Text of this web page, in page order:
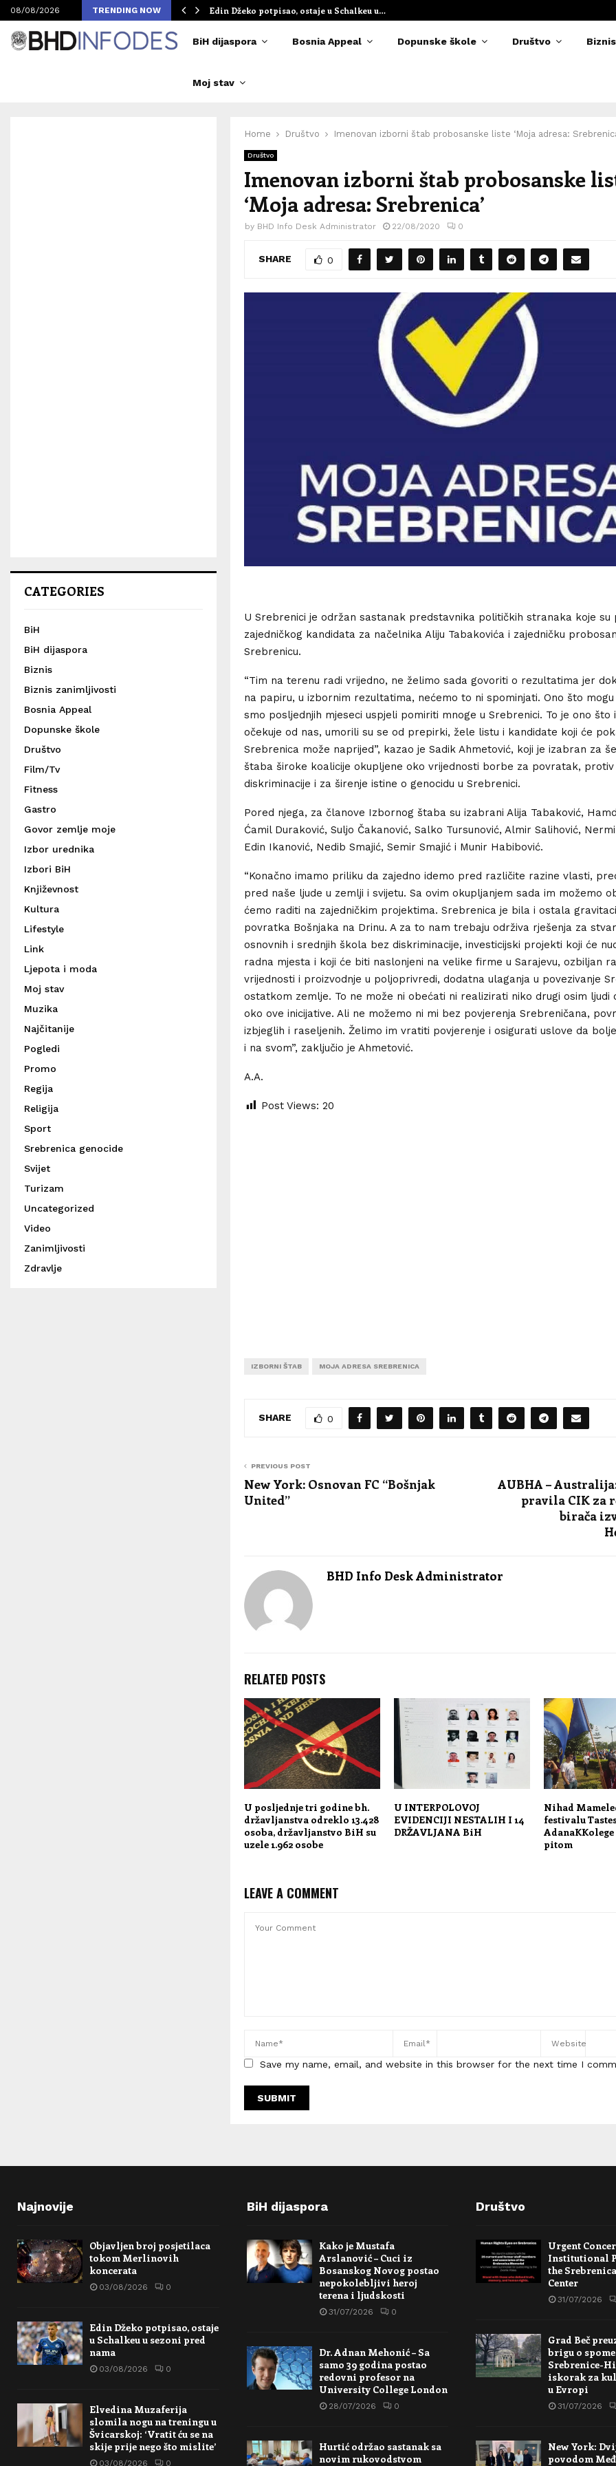
08/08/2026 TRENDING NOW
Merlinovih koncerata Edin Džeko potpisao, ostaje u Schalkeu u…
BiH dijaspora Bosnia Appeal Dopunske škole Društvo Biznis
Moj stav
Home Društvo Imenovan izborni štab probosanske liste ‘Moja adresa:
Društvo
Imenovan izborni štab probosanske
‘Moja adresa: Srebrenica’
by BHD Info Desk Administrator 22/08/2020 0
SHARE 0
U Srebrenici je održan sastanak predstavnika političkih stranaka koje su
zajedničkog kandidata za načelnika Aliju Tabakovića i zajedničku
Srebrenicu.
“Tim na terenu radi vrijedno, ne želimo sada govoriti o rezultatima jer
na papiru, u izbornim rezultatima, nećemo to ni spominjati. Ono što
smo posljednjih mjeseci uspjeli pomiriti mnoge u Srebrenici. To je ono što
očekuje od nas, umorili su se od prepirki, žele listu i kandidate koji će
Srebrenica može naprijed”, kazao je Sadik Ahmetović, koji je izabran za
štaba široke koalicije okupljene oko vrijednosti borbe za povratak, protiv
diskriminacije i za širenje istine o genocidu u Srebrenici.
Pored njega, za članove Izbornog štaba su izabrani Alija Tabaković,
Ćamil Duraković, Suljo Čakanović, Salko Tursunović, Almir Salihović,
Edin Ikanović, Nedib Smajić, Semir Smajić i Munir Habibović.
“Konačno imamo priliku da zajedno idemo pred različite razine vlasti,
pred naše ljude u zemlji i svijetu. Sa ovim okupljanjem sada im možemo
ćemo raditi na zajedničkim projektima. Srebrenica je bila i ostala
povratka Bošnjaka na Drinu. A za to nam trebaju održiva rješenja za
osnovnih i srednjih škola bez diskriminacije, investicijski projekti koji će
radna mjesta i koji će biti naslonjeni na velike firme u Sarajevu, ozbiljan
vrijednosti i proizvodnje u poljoprivredi, dodatna ulaganja u povezivanje
ostatkom zemlje. To ne može ni obećati ni realizirati niko drugi osim ljudi
oko ove inicijative. Ali ne možemo ni mi bez povjerenja Srebreničana,
izbjeglih i raseljenih. Želimo im vratiti povjerenje i osigurati uslove da
i na svom”, zaključio je Ahmetović.
A.A.
Post Views: 20
IZBORNI ŠTAB MOJA ADRESA SREBRENICA
SHARE 0
PREVIOUS POST
New York: Osnovan FC “Bošnjak
United”
AUBHA –
pravila CIK za
birača
BHD Info Desk Administrator
RELATED POSTS
U posljednje tri godine bh.
državljanstva odreklo 13.428
osoba, državljanstvo BiH su
uzele 1.962 osobe
U INTERPOLOVOJ
EVIDENCIJI NESTALIH I 14
DRŽAVLJANA BiH
Nihad
festivalu
pitom
LEAVE A COMMENT
Save my name, email, and website in this browser for the next time I
CATEGORIES
BiH
BiH dijaspora
Biznis
Biznis zanimljivosti
Bosnia Appeal
Dopunske škole
Društvo
Film/Tv
Fitness
Gastro
Govor zemlje moje
Izbor urednika
Izbori BiH
Književnost
Kultura
Lifestyle
Link
Ljepota i moda
Moj stav
Muzika
Najčitanije
Pogledi
Promo
Regija
Religija
Sport
Srebrenica genocide
Svijet
Turizam
Uncategorized
Video
Zanimljivosti
Zdravlje
Najnovije
Objavljen broj posjetilaca
tokom Merlinovih
koncerata
03/08/2026 0
Edin Džeko potpisao, ostaje
u Schalkeu u sezoni pred
nama
03/08/2026 0
Elvedina Muzaferija
slomila nogu na treningu u
Švicarskoj: ‘Vratit ću se na
skije prije nego što mislite’
03/08/2026 0
BiH dijaspora
Kako je Mustafa
Arslanović – Cuci iz
Bosanskog Novog postao
nepokolebljivi heroj
terena i ljudskosti
31/07/2026 0
Dr. Adnan Mehonić – Sa
samo 39 godina postao
redovni profesor na
University College London
28/07/2026 0
Hurtić održao sastanak sa
novim rukovodstvom
Društvo
Urgent
Institutional
the
Center
31/07/2026
Grad Beč
brigu o
Srebrenice-
iskorak za
u Evropi
31/07/2026
New York:
povodom